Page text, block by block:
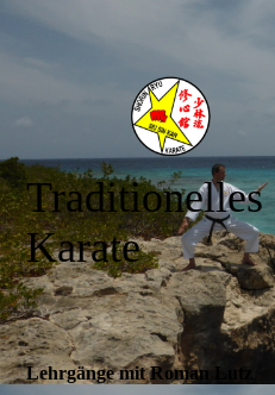
Karate
Lehrgänge mit Roman Lutz